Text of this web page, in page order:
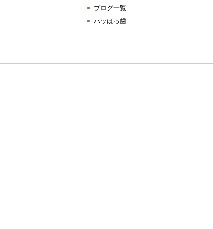
ブログ一覧
ハッはっ歯